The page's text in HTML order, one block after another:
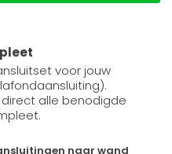
voor jouw
alle benodigde
naar wand